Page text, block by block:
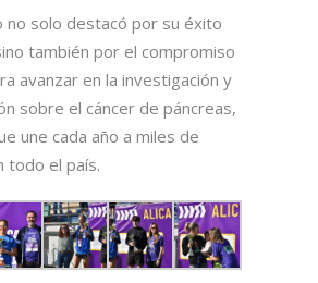
no solo destacó por su éxito
también por el compromiso
avanzar en la investigación y
sobre el cáncer de páncreas,
une cada año a miles de
todo el país.